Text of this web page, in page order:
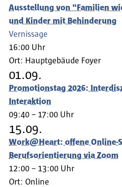
Ausstellung von "Familien
und Kinder mit Behinderung
Vernissage
16:00 Uhr
Ort: Hauptgebäude Foyer
01.09.
Promotionstag 2026:
Interaktion
09:40 – 17:00 Uhr
15.09.
Work@Heart: offene Online-
Berufsorientierung via Zoom
12:00 – 13:00 Uhr
Ort: Online